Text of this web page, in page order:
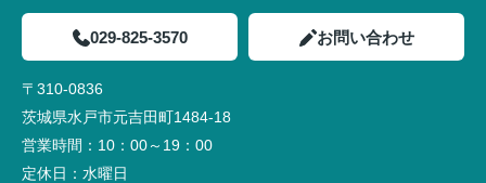
029-825-3570 お問い合わせ
〒310-0836
茨城県水戸市元吉田町1484-18
営業時間： 10：00～19：00
定休日： 水曜日